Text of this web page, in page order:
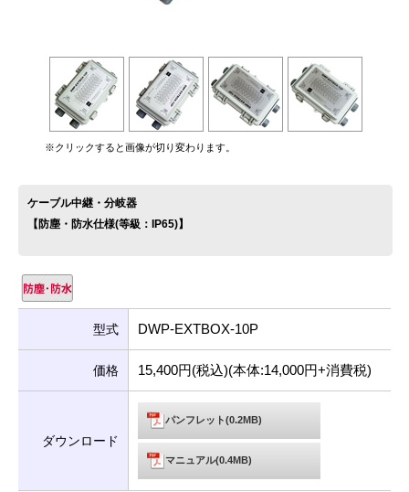
※クリックすると画像が切り変わります。
ケーブル中継・分岐器
【防塵・防水仕様(等級：IP65)】
型式 DWP-EXTBOX-10P
価格 15,400円(税込)(本体:14,000円+消費税)
ダウンロード
パンフレット(0.2MB)
マニュアル(0.4MB)